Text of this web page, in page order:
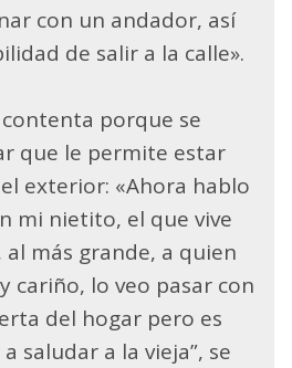
con un andador, así
de salir a la calle».
porque se
que le permite estar
exterior: «Ahora hablo
mi nietito, el que vive
más grande, a quien
cariño, lo veo pasar con
del hogar pero es
saludar a la vieja”, se